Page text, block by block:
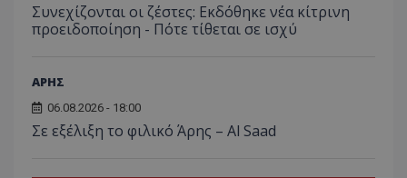
Συνεχίζονται οι ζέστες: Εκδόθηκε νέα κίτρινη
προειδοποίηση - Πότε τίθεται σε ισχύ
ΑΡΗΣ
06.08.2026 - 18:00
Σε εξέλιξη το φιλικό Άρης – Al Saad